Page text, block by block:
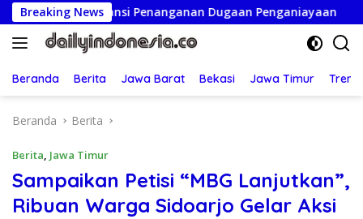
Langsung
ke
konten
Breaking News
Penanganan Dugaan Penganiayaan Ketua
Beranda Berita Jawa Barat Bekasi Jawa Timur
Beranda Berita
Berita, Jawa Timur
Sampaikan Petisi “MBG Lanjutkan”,
Ribuan Warga Sidoarjo Gelar Aksi